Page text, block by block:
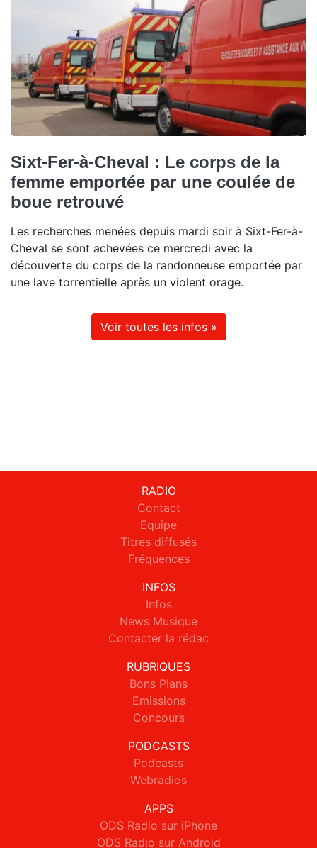
Sixt-Fer-à-Cheval : Le corps de la
femme emportée par une coulée de
boue retrouvé
Les recherches menées depuis mardi soir à Sixt-Fer-à-
Cheval se sont achevées ce mercredi avec la
découverte du corps de la randonneuse emportée par
une lave torrentielle après un violent orage.
Voir toutes les infos »
RADIO
Contact
Equipe
Titres diffusés
Fréquences
INFOS
Infos
News Musique
Contacter la rédac
RUBRIQUES
Bons Plans
Emissions
Concours
PODCASTS
Podcasts
Webradios
APPS
ODS Radio sur iPhone
ODS Radio sur Android